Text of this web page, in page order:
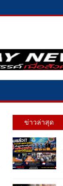
ข่าวล่าสุด